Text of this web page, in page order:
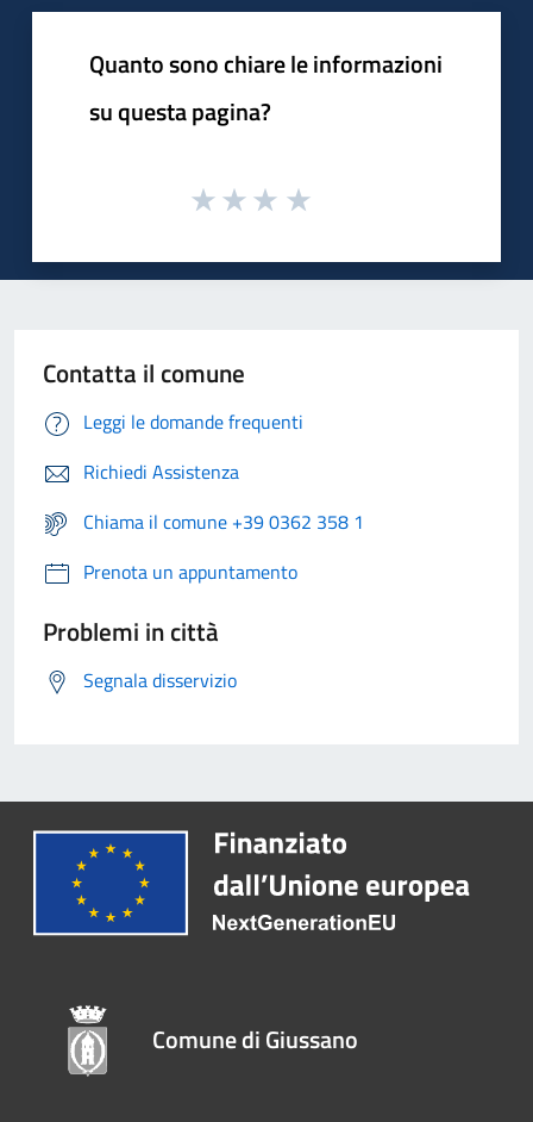
Quanto sono chiare le informazioni
su questa pagina?
Contatta il comune
Leggi le domande frequenti
Richiedi Assistenza
Chiama il comune +39 0362 358 1
Prenota un appuntamento
Problemi in città
Segnala disservizio
Comune di Giussano